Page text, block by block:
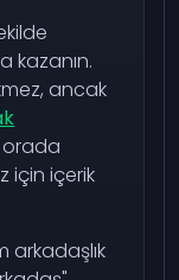
kazanın.
ancak
orada
için içerik
arkadaşlık